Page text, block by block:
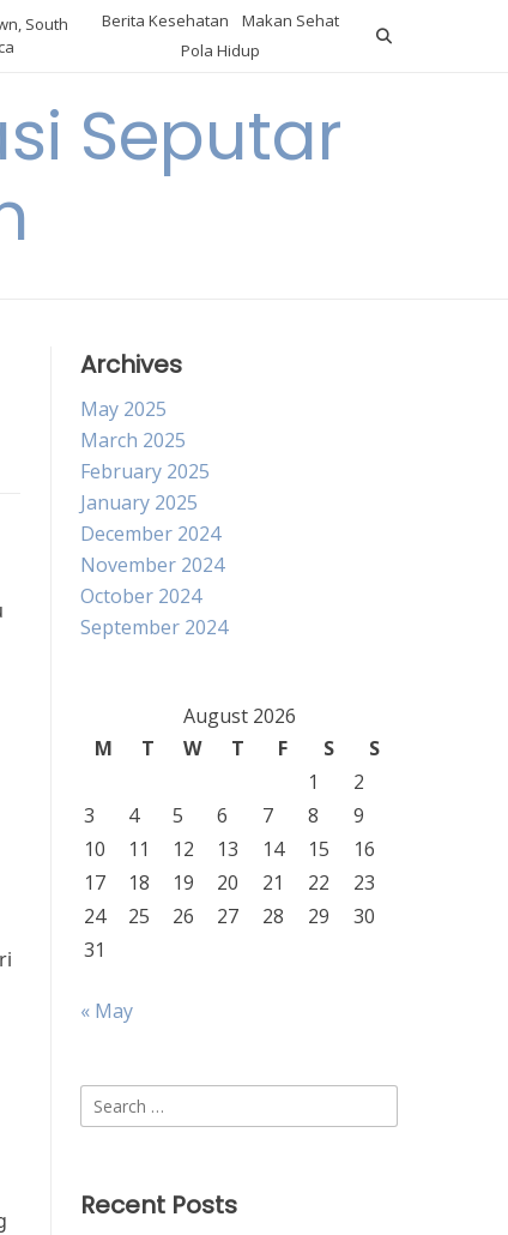
South
Berita Kesehatan
Makan Sehat
Pola Hidup
Seputar
Archives
May 2025
March 2025
February 2025
January 2025
December 2024
November 2024
October 2024
September 2024
August 2026
M
T W T F S
S
1
2
3
4 5 6 7 8
9
10
11 12 13 14 15
16
17
18 19 20 21 22
23
24
25 26 27 28 29
30
31
« May
Search
for:
Recent Posts